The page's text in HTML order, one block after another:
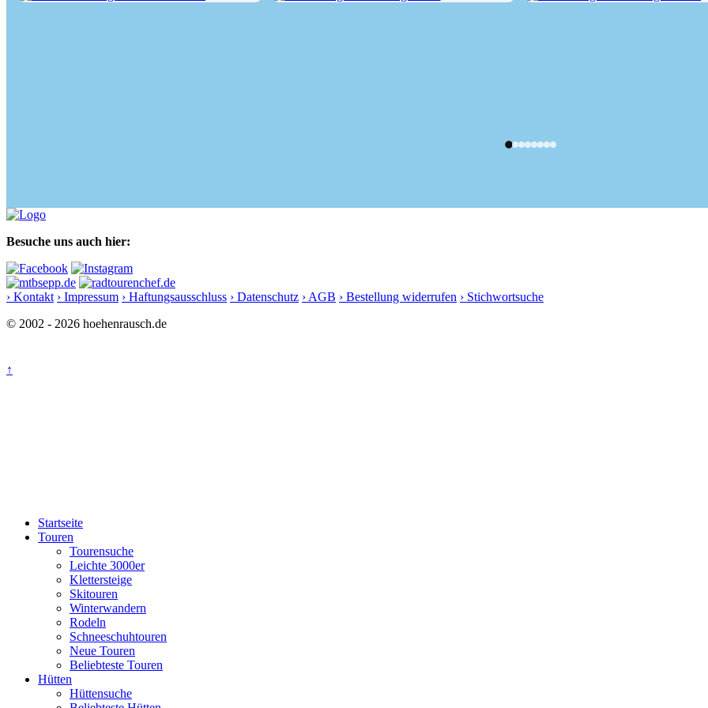
Besuche uns auch hier:
› Kontakt › Impressum › Haftungsausschluss › Datenschutz › AGB › Bestellung widerrufen › Stichwortsuche
© 2002 - 2026 hoehenrausch.de
↑
Startseite
Touren
Tourensuche
Leichte 3000er
Klettersteige
Skitouren
Winterwandern
Rodeln
Schneeschuhtouren
Neue Touren
Beliebteste Touren
Hütten
Hüttensuche